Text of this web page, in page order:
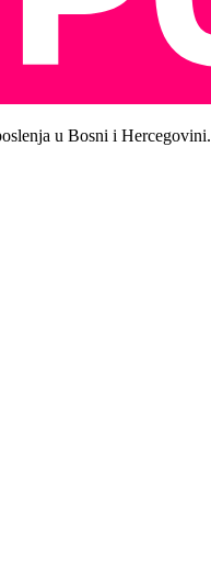
u Bosni i Hercegovini.